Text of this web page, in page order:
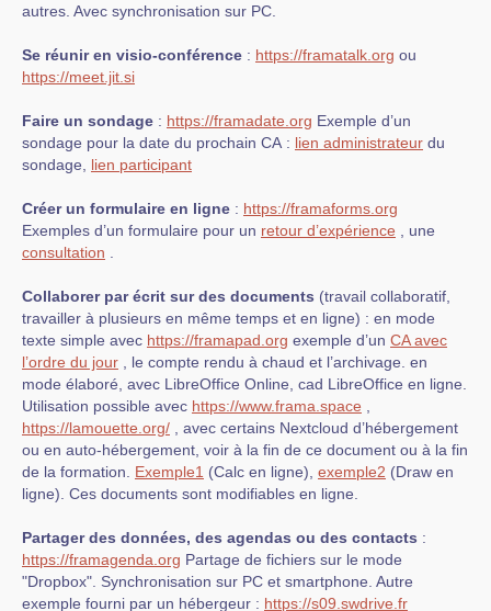
autres. Avec synchronisation sur PC.
Se réunir en visio-conférence : https://framatalk.org ou
https://meet.jit.si
Faire un sondage : https://framadate.org Exemple d’un
sondage pour la date du prochain CA : lien administrateur du
sondage, lien participant
Créer un formulaire en ligne : https://framaforms.org
Exemples d’un formulaire pour un retour d’expérience , une
consultation
Collaborer par écrit sur des documents (travail collaboratif,
travailler à plusieurs en même temps et en ligne) : en mode
texte simple avec https://framapad.org exemple d’un CA avec
l’ordre du jour , le compte rendu à chaud et l’archivage. en
mode élaboré, avec LibreOffice Online, cad LibreOffice en ligne.
Utilisation possible avec https://www.frama.space
https://lamouette.org/ , avec certains Nextcloud d’hébergement
ou en auto-hébergement, voir à la fin de ce document ou à la fin
de la formation. Exemple1 (Calc en ligne), exemple2 (Draw en
ligne). Ces documents sont modifiables en ligne.
Partager des données, des agendas ou des contacts :
https://framagenda.org Partage de fichiers sur le mode
"Dropbox". Synchronisation sur PC et smartphone. Autre
exemple fourni par un hébergeur : https://s09.swdrive.fr